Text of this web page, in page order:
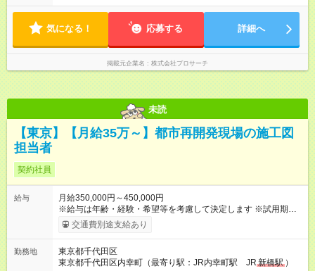
気になる！ 応募する 詳細へ
掲載元企業名 株式会社プロサーチ
未読
【東京】【月給35万～】都市再開発現場の施工図
担当者
契約社員
給与
月給350,000円～450,000円
※給与は年齢・経験・希望等を考慮して決定します ※試用期間は
３ヶ月で、その他の条件に変更はありません 【試用期間】試用
期間あり 試用期間の長さ：3ヶ月 雇用形態、給与は本採用時と
交通費別途支給あり
勤務地
東京都千代田区
東京都千代田区内幸町（最寄り駅：JR内幸町駅 JR 新橋駅 ）